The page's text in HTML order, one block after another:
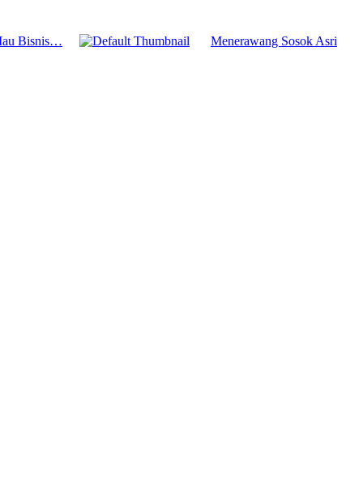
Bisnis… Menerawang Sosok Asri